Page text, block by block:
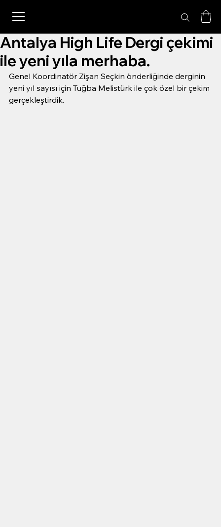
Antalya High Life Dergi çekimi
ile yeni yıla merhaba.
Genel Koordinatör Zişan Seçkin önderliğinde derginin
yeni yıl sayısı için Tuğba Melistürk ile çok özel bir çekim
gerçekleştirdik.